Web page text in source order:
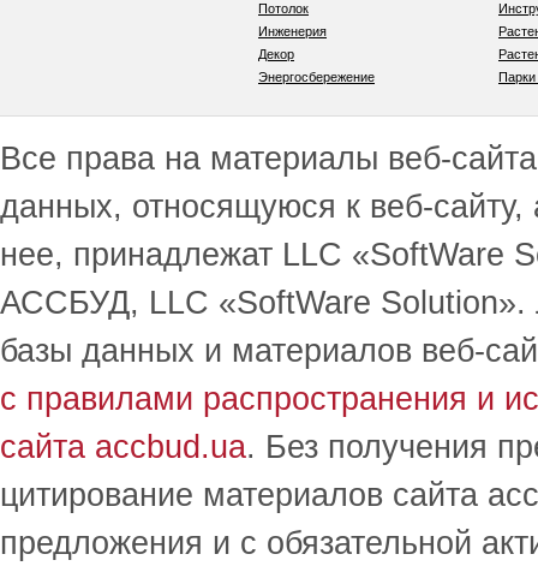
Потолок
Инженерия
Декор
Энергосбережение
Все права на материалы веб-
данных, относящуюся к веб-
нее, принадлежат LLC
АССБУД, LLC «SoftWare Solution».
базы данных и материалов веб-
с правилами распространения и
сайта accbud.ua. Без получения
цитирование материалов сайта
предложения и с обязательной